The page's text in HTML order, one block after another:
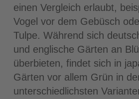
einen Vergleich erlaubt,
Vogel vor dem Gebüsch
Tulpe. Während sich
und englische Gärten an
überbieten, findet sich in
Gärten vor allem Grün in
unterschiedlichsten